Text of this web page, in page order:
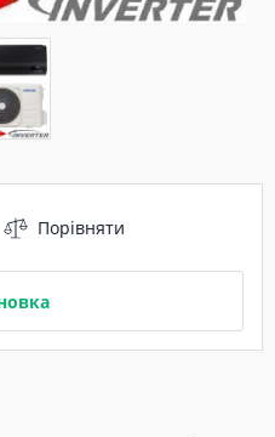
Порівняти